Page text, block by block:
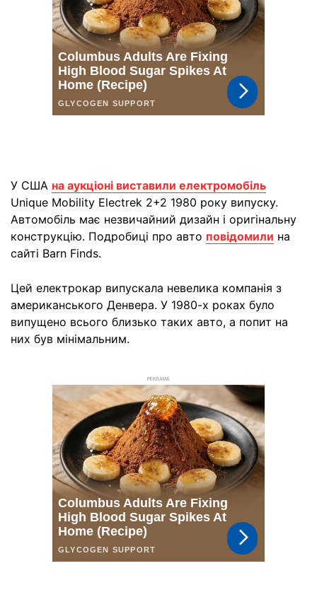
У США на аукціоні виставили електромобіль
Unique Mobility Electrek 2+2 1980 року випуску.
Автомобіль має незвичайний дизайн і оригінальну
конструкцію. Подробиці про авто повідомили на
сайті Barn Finds.
Цей електрокар випускала невелика компанія з
американського Денвера. У 1980-х роках було
випущено всього близько таких авто, а попит на
них був мінімальним.
РЕКЛАМА